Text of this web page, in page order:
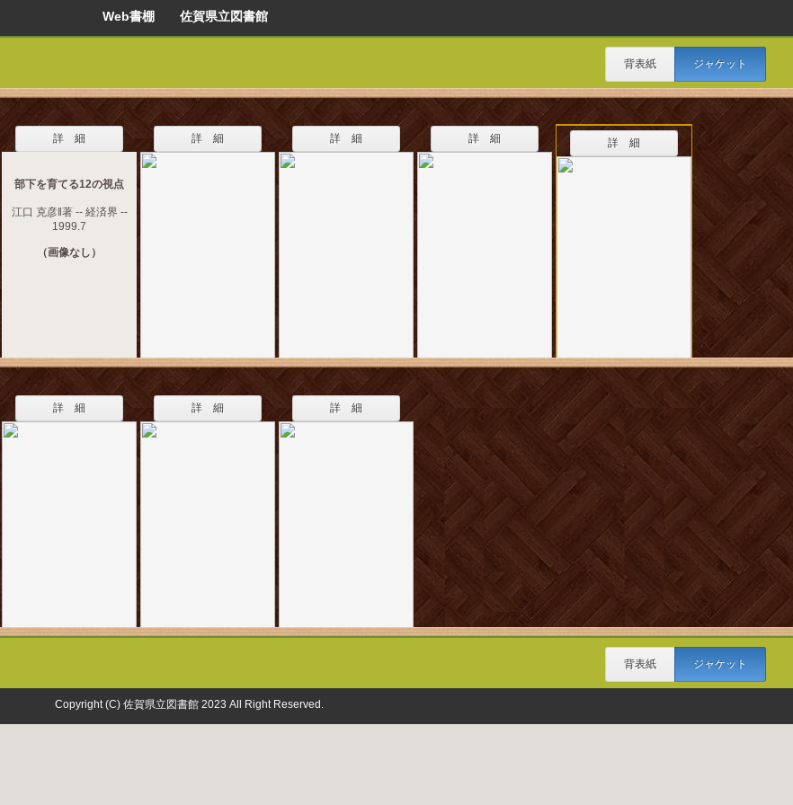
Web書棚 佐賀県立図書館
背表紙 ジャケット
詳 細
部下を育てる12の視点
江口 克彦‖著 -- 経済界 --
1999.7
（画像なし）
詳 細 詳 細 詳 細 詳 細
詳 細 詳 細 詳 細
背表紙 ジャケット
Copyright (C) 佐賀県立図書館 2023 All Right Reserved.